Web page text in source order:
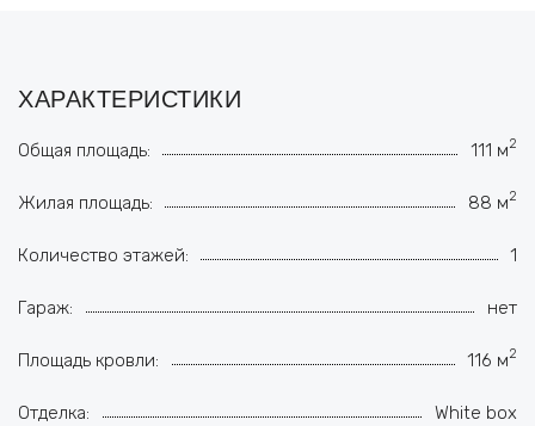
ХАРАКТЕРИСТИКИ
Общая площадь: 111 м2
Жилая площадь: 88 м2
Количество этажей: 1
Гараж: нет
Площадь кровли: 116 м2
Отделка: White box